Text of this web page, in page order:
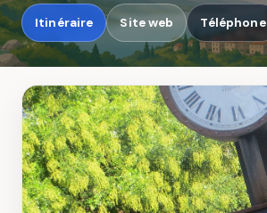
Itinéraire Site web Téléphone